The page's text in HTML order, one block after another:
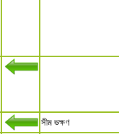
সীম ভক্ষণ